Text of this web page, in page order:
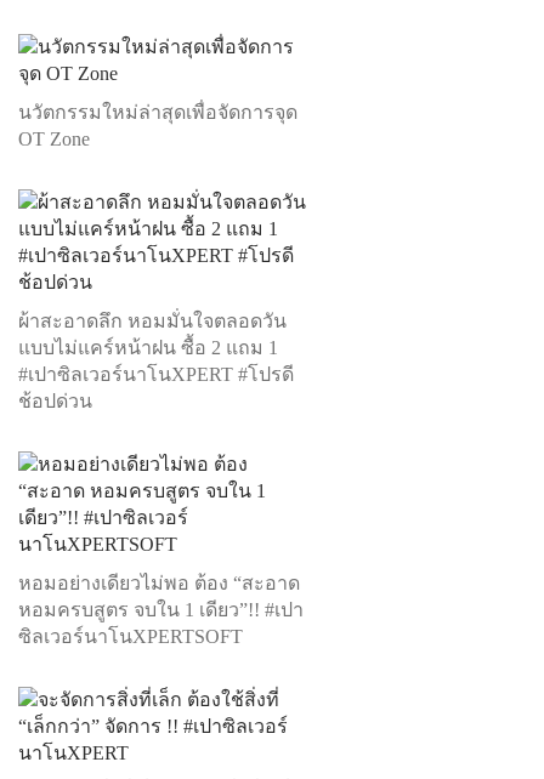
นวัตกรรมใหม่ล่าสุดเพื่อจัดการจุด
OT Zone
ผ้าสะอาดลึก หอมมั่นใจตลอดวัน
แบบไม่แคร์หน้าฝน ซื้อ 2 แถม 1
#เปาซิลเวอร์นาโนXPERT #โปรดี
ช้อปด่วน
หอมอย่างเดียวไม่พอ ต้อง “สะอาด
หอมครบสูตร จบใน 1 เดียว”!! #เปา
ซิลเวอร์นาโนXPERTSOFT